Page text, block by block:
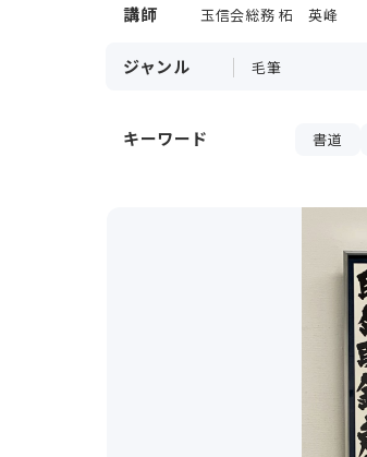
講師 玉信会総務 柘 英峰
ジャンル 毛筆
キーワード 書道